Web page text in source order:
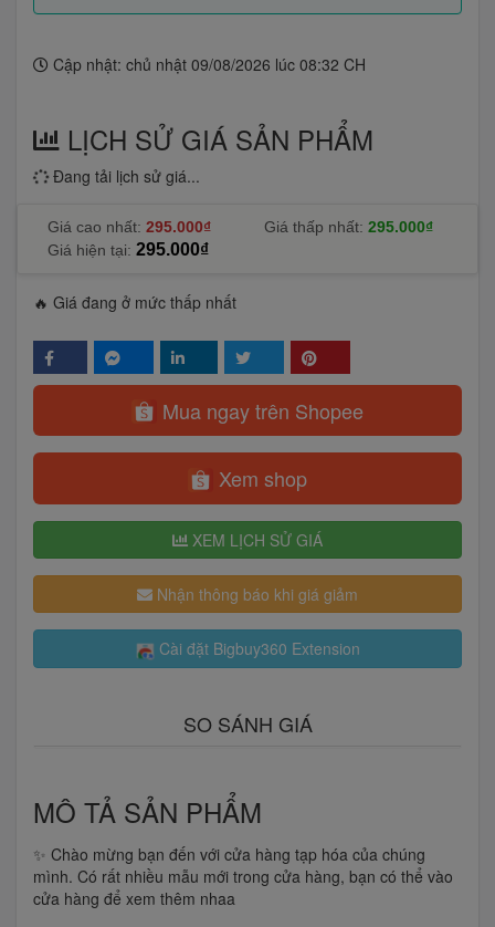
Cập nhật: chủ nhật 09/08/2026 lúc 08:32 CH
LỊCH SỬ GIÁ SẢN PHẨM
Đang tải lịch sử giá...
Giá cao nhất: 295.000₫ Giá thấp nhất: 295.000₫
Giá hiện tại: 295.000₫
🔥 Giá đang ở mức thấp nhất
Mua ngay trên Shopee
Xem shop
XEM LỊCH SỬ GIÁ
Nhận thông báo khi giá giảm
Cài đặt Bigbuy360 Extension
SO SÁNH GIÁ
MÔ TẢ SẢN PHẨM
✨ Chào mừng bạn đến với cửa hàng tạp hóa của chúng
mình. Có rất nhiều mẫu mới trong cửa hàng, bạn có thể vào
cửa hàng để xem thêm nhaa